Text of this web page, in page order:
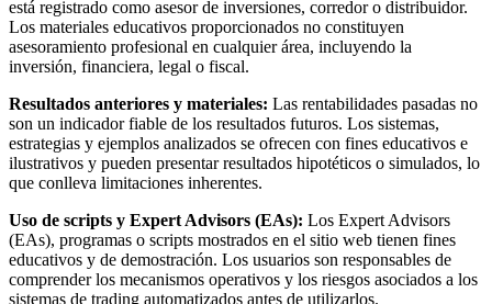
está registrado como asesor de inversiones, corredor o distribuidor.
Los materiales educativos proporcionados no constituyen
asesoramiento profesional en cualquier área, incluyendo la
inversión, financiera, legal o fiscal.
Resultados anteriores y materiales: Las rentabilidades pasadas no
son un indicador fiable de los resultados futuros. Los sistemas,
estrategias y ejemplos analizados se ofrecen con fines educativos e
ilustrativos y pueden presentar resultados hipotéticos o simulados, lo
que conlleva limitaciones inherentes.
Uso de scripts y Expert Advisors (EAs): Los Expert Advisors
(EAs), programas o scripts mostrados en el sitio web tienen fines
educativos y de demostración. Los usuarios son responsables de
comprender los mecanismos operativos y los riesgos asociados a los
sistemas de trading automatizados antes de utilizarlos.